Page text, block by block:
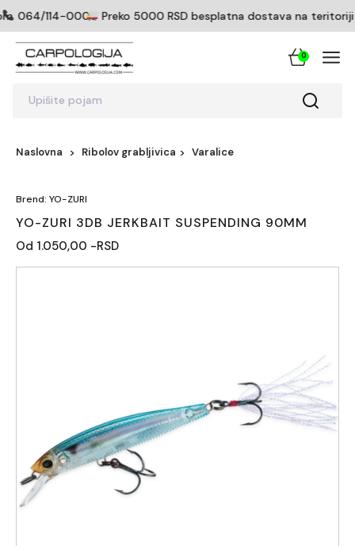
064/114-0005Preko 5000 RSD besplatna dostava na teritoriji
Upišite pojam
0
Naslovna Ribolov grabljivica Varalice
Brend: YO-ZURI
YO-ZURI 3DB JERKBAIT SUSPENDING 90MM
Od 1.050,00 -RSD